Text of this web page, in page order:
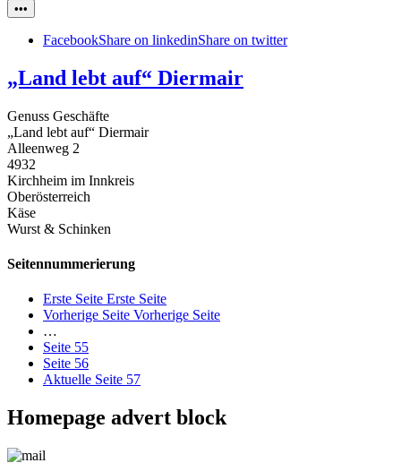
•••
FacebookShare on linkedinShare on twitter
„Land lebt auf“ Diermair
Genuss Geschäfte
„Land lebt auf“ Diermair
Alleenweg 2
4932
Kirchheim im Innkreis
Oberösterreich
Käse
Wurst & Schinken
Seitennummerierung
Erste Seite Erste Seite
Vorherige Seite Vorherige Seite
…
Seite 55
Seite 56
Aktuelle Seite 57
Homepage advert block